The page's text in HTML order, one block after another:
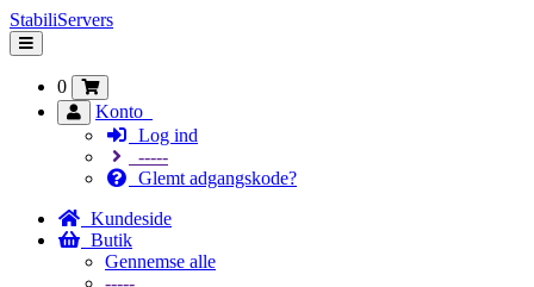
StabiliServers
Skift
navigation
0
Konto
Log ind
-----
Glemt adgangskode?
Kundeside
Butik
Gennemse alle
-----